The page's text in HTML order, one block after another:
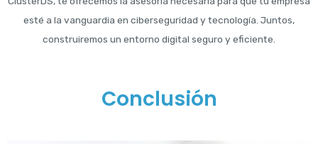
esté a la vanguardia en ciberseguridad y tecnología. Juntos,
construiremos un entorno digital seguro y eficiente.
Conclusión